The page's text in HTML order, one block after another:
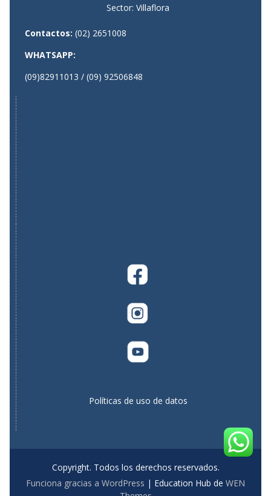
Sector: Villaflora
Contactos: (02) 2651008
WHATSAPP:
(09)82911013 / (09) 92506848
Políticas de uso de datos
Copyright. Todos los derechos reservados.
Funciona gracias a WordPress | Education Hub de WEN